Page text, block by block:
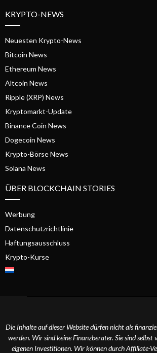
KRYPTO-NEWS
Neuesten Krypto-News
Bitcoin News
Ethereum News
Altcoin News
Ripple (XRP) News
Kryptomarkt-Update
Binance Coin News
Dogecoin News
Krypto-Börse News
Solana News
ÜBER BLOCKCHAIN STORIES
Werbung
Datenschutzrichtlinie
Haftungsausschluss
Krypto-Kurse
Die Inhalte auf dieser Website dürfen nicht als
werden. Wir sind keine Finanzberater. Sie sind
eigenen Investitionen. Wir können durch Affiliate-